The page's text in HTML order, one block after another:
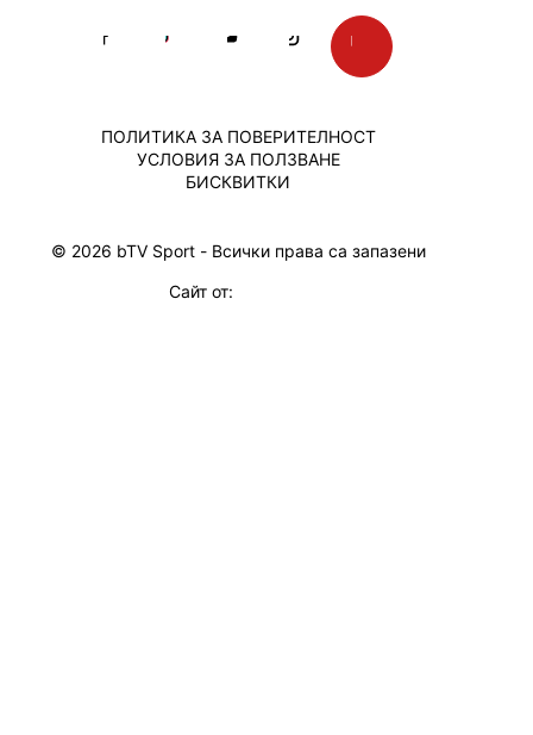
© 2026 bTV Sport - Всички права са запазени
ПОЛИТИКА ЗА ПОВЕРИТЕЛНОСТ
УСЛОВИЯ ЗА ПОЛЗВАНЕ
БИСКВИТКИ
Сайт от: